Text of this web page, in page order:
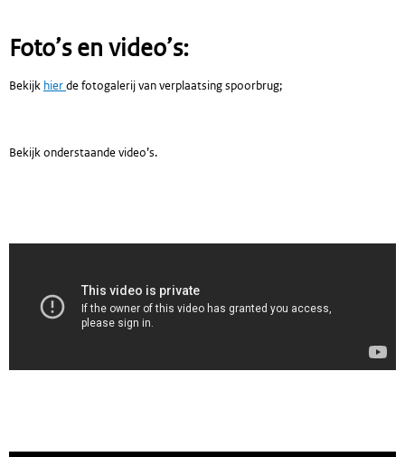
Foto’s en video’s:
Bekijk hierde fotogalerij van verplaatsing spoorbrug;
Bekijk onderstaande video’s.